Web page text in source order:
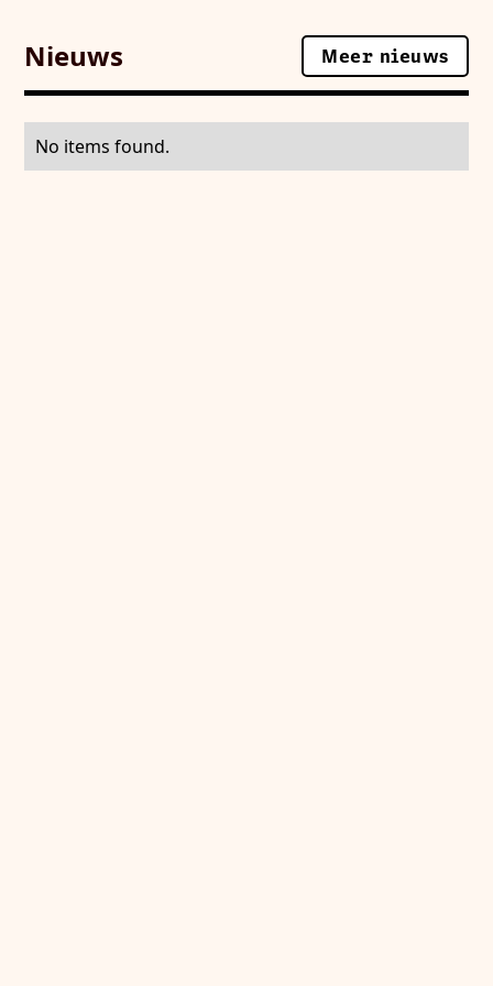
Nieuws
Meer nieuws
Meer nieuws
No items found.